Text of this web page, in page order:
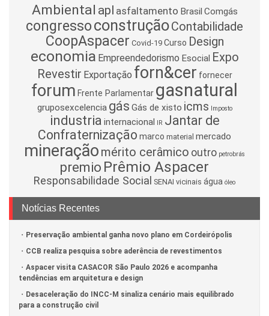
Ambiental apl asfaltamento Brasil Comgás
congressoconstruçãoContabilidade
CoopAspacer Covid-19 Curso Design
economia Empreendedorismo Esocial Expo
Revestir Exportação forn&cer fornecer
forum Frente Parlamentar gasnatural
gruposexcelencia gás Gás de xisto icms Imposto
industria internacional IR Jantar de
Confraternização marco material mercado
mineração mérito cerâmico outro petrobrás
premio Prêmio Aspacer
Responsabilidade Social SENAI vicinais água óleo
Notícias Recentes
Preservação ambiental ganha novo plano em Cordeirópolis
CCB realiza pesquisa sobre aderência de revestimentos
Aspacer visita CASACOR São Paulo 2026 e acompanha
tendências em arquitetura e design
Desaceleração do INCC-M sinaliza cenário mais equilibrado
para a construção civil